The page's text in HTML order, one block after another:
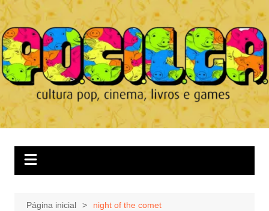
Ir
para
o
conteúdo
Página inicial night of the comet